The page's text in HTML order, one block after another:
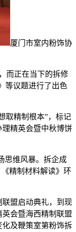
厦门市室内粉饰协
而正在当下的拆修
等议题进行了出色
取精制根本”，标记
精英会暨中秋博饼
思维风暴。拆企成
精制材料解读》环
盟启动典礼，到现
会暨海西精制联盟
及鞭策室第粉饰拆